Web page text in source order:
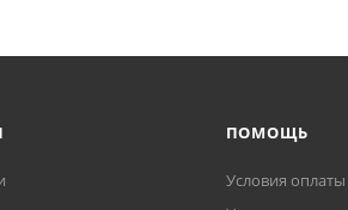
ПОМОЩЬ
Условия оплаты